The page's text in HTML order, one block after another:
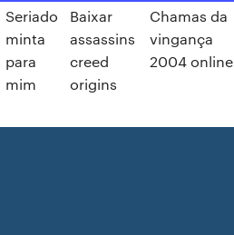
Seriado
minta
para
mim
Baixar
assassins
creed
origins
Chamas da
vingança
2004 online